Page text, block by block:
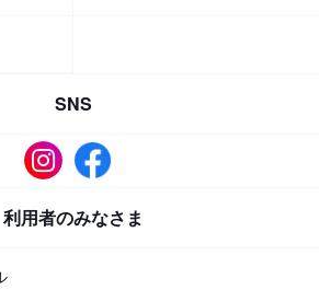
SNS
利用者のみなさま